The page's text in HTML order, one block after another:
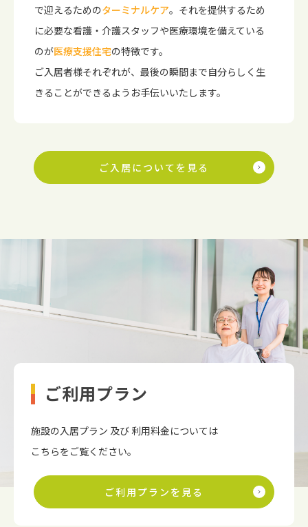
で迎えるためのターミナルケア。それを提供するため
に必要な看護・介護スタッフや医療環境を備えている
のが医療支援住宅の特徴です。
ご入居者様それぞれが、最後の瞬間まで自分らしく生
きることができるようお手伝いいたします。
ご入居についてを見る
ご利用プラン
施設の入居プラン 及び 利用料金については
こちらをご覧ください。
ご利用プランを見る